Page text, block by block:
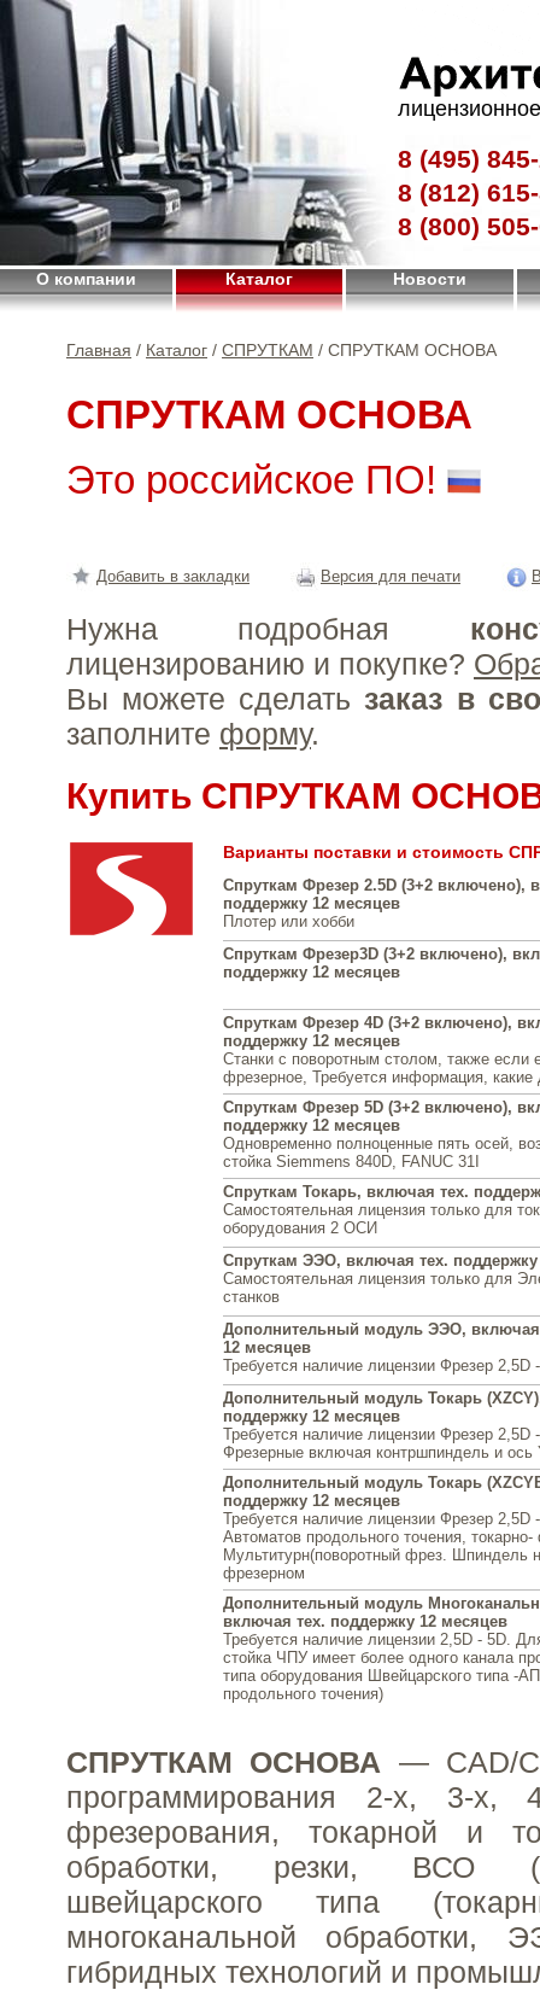
8 (495)
8 (812)
8 (800)
О компании Каталог Новости
Главная / Каталог / СПРУТКАМ / СПРУТКАМ ОСНОВА
СПРУТКАМ ОСНОВА
Это российское ПО!
Добавить в закладки Версия для печати
Нужна подробная
лицензированию и покупке?
Вы можете сделать заказ в
заполните форму.
Купить СПРУТКАМ
Варианты поставки и стоимость
Спруткам Фрезер 2.5D (3+2 включено),
поддержку 12 месяцев
Плотер или хобби
Спруткам Фрезер3D (3+2 включено),
поддержку 12 месяцев
Спруткам Фрезер 4D (3+2 включено),
поддержку 12 месяцев
Станки с поворотным столом, также если
фрезерное, Требуется информация, какие
Спруткам Фрезер 5D (3+2 включено),
поддержку 12 месяцев
Одновременно полноценные пять осей,
стойка Siemmens 840D, FANUС 31I
Спруткам Токарь, включая тех.
Самостоятельная лицензия только для
оборудования 2 ОСИ
Спруткам ЭЭО, включая тех.
Самостоятельная лицензия только для
станков
Дополнительный модуль ЭЭО, включая
12 месяцев
Требуется наличие лицензии Фрезер 2,5D
Дополнительный модуль Токарь
поддержку 12 месяцев
Требуется наличие лицензии Фрезер 2,5D
Фрезерные включая контршпиндель и ось
Дополнительный модуль Токарь
поддержку 12 месяцев
Требуется наличие лицензии Фрезер 2,5D
Автоматов продольного точения,
Мультитурн(поворотный фрез. Шпиндель
фрезерном
Дополнительный модуль
включая тех. поддержку 12 месяцев
Требуется наличие лицензии 2,5D - 5D.
стойка ЧПУ имеет более одного канала
типа оборудования Швейцарского типа -
продольного точения)
СПРУТКАМ ОСНОВА — CAD/
программирования 2-х, 3-х,
фрезерования, токарной и
обработки, резки, ВСО
швейцарского типа
многоканальной обработки,
гибридных технологий и